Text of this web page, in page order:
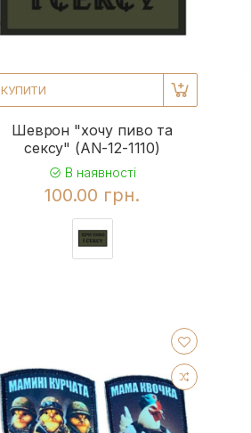
КУПИТИ
Шеврон "хочу пиво та
сексу" (AN-12-1110)
В наявності
100.00 грн.